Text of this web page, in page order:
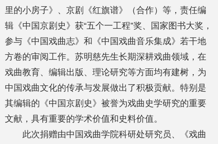
里的小房子》、京剧《红旗谱》（合作）等，责任编
辑《中国京剧史》获“五个一工程”奖、国家图书大奖，
参与《中国戏曲志》和《中国戏曲音乐集成》若干地
方卷的审阅工作。苏明慈先生长期深耕戏曲领域，在
戏曲教育、编辑出版、理论研究等方面均有建树，为
中国戏曲文化的传承与发展做出了积极贡献。特别是
其编辑的《中国京剧史》被誉为戏曲史学研究的重要
文献，具有重要的学术价值和史料价值。
此次捐赠由中国戏曲学院科研处研究员、《戏曲